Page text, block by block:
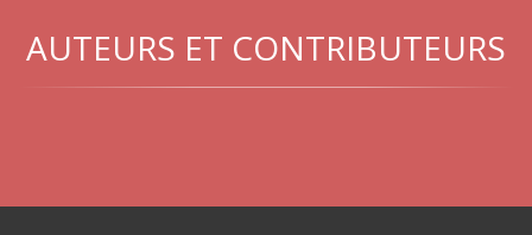
AUTEURS ET CONTRIBUTEURS